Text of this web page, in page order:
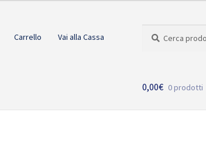
Carrello Vai alla Cassa
0,00€ 0 prodotti